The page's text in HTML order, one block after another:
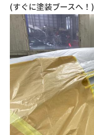
(すぐに塗装ブースへ！)